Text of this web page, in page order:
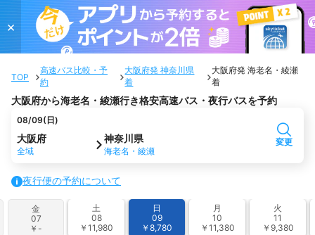
×
TOP
高速バス比較・予
約
大阪府発 神奈川県
着
大阪府発 海老名・綾瀬
着
大阪府から海老名・綾瀬行き格安高速バス・夜行バスを予約
08/09(日)
大阪府
全域
神奈川県
海老名・綾瀬
変更
夜行便の予約について
金
07
￥-
土
08
￥11,980
日
09
￥8,780
月
10
￥11,380
火
11
￥9,380